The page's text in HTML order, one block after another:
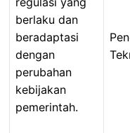
berlaku dan
beradaptasi
dengan
perubahan
kebijakan
pemerintah.